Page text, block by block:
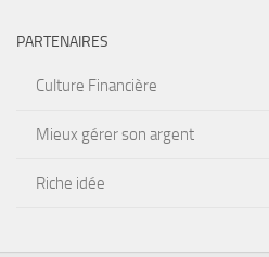
PARTENAIRES
Culture Financière
Mieux gérer son argent
Riche idée